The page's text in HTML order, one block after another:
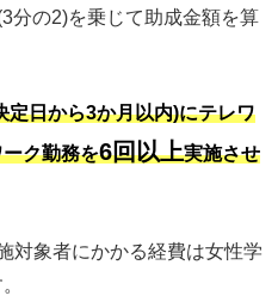
分の2)を乗じて助成金額を算
日から3か月以内)にテレワ
ク勤務を6回以上実施させ
対象者にかかる経費は女性学